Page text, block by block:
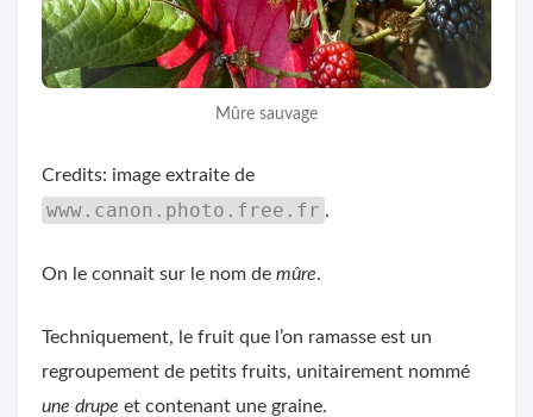
Mûre sauvage
Credits: image extraite de
www.canon.photo.free.fr .
On le connait sur le nom de mûre.
Techniquement, le fruit que l’on ramasse est un
regroupement de petits fruits, unitairement nommé
une drupe et contenant une graine.